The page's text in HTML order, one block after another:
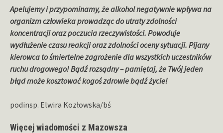
Apelujemy i przypominamy, że alkohol negatywnie wpływa na
organizm człowieka prowadząc do utraty zdolności
koncentracji oraz poczucia rzeczywistości. Powoduje
wydłużenie czasu reakcji oraz zdolności oceny sytuacji. Pijany
kierowca to śmiertelne zagrożenie dla wszystkich uczestników
ruchu drogowego! Bądź rozsądny – pamiętaj, że Twój jeden
błąd może kosztować kogoś zdrowie bądź życie!
podinsp. Elwira Kozłowska/bś
Więcej wiadomości z Mazowsza